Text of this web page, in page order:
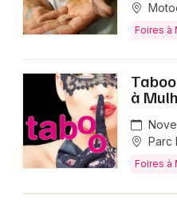
Foires à
à
Parc
Foires à